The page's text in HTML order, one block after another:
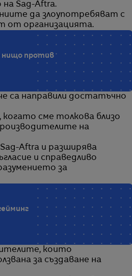
на Sag-Aftra.
да злоупотребяват с
от организацията.
нищо против
са направили достатъчно
сме толкова близо
на
Aftra и разширява
и справедливо
за
които
за създаване на